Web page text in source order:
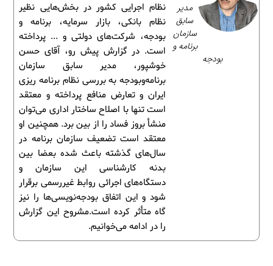
نظام اجرایی کشور در بخش‌هایی نظیر
نظام بانکی، بازار سرمایه، برنامه و
بودجه، شرکت‌های دولتی و ... پرداخته
است. در گزارش پیش رو، آقای حسن
خوشپور، مدیر سابق سازمان
برنامه‌و‌بودجه به بررسی نظام برنامه ریزی
ایران و تعارض منافع پرداخته و معتقد
است تنها با اصلاح ساختار اداری می‌توان
منشأ بروز فساد را از بین برد. همچنین او
معتقد است تضعیف سازمان برنامه در
سال‌های گذشته باعث شده بعضا بین
بدنه کارشناسی این سازمان و
دستگاه‌های اجرائی روابط غیررسمی برقرار
شود و این اتفاق بودجه‌نویسی‌ها را نیز
گاه متأثر کرده است.مشروح این گزارش
را در ادامه می‌خوانیم.
مدیر
سابق
سازمان
برنامه‌ و‌
بودجه